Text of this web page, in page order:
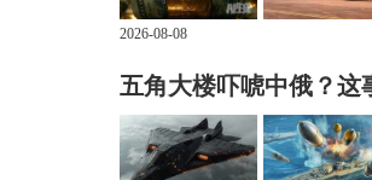
2026-08-08
五角大楼吓唬中俄？这